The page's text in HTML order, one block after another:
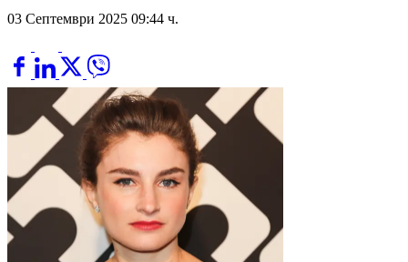
03 Септември 2025 09:44 ч.